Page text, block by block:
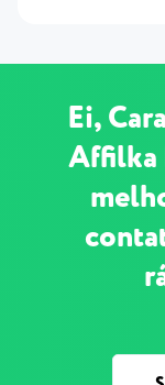
Ei,
Affilka